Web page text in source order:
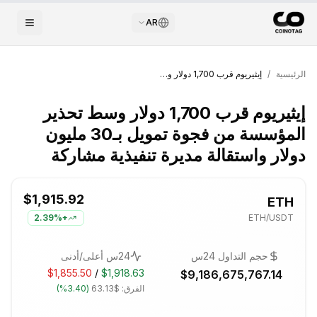
AR
الرئيسية / إيثيريوم قرب 1,700 دولار وسط تحذير المؤسسة من فجوة تمويل بـ30 مليون دولار واستقالة مديرة تنفيذية مشاركة
إيثيريوم قرب 1,700 دولار وسط تحذير
المؤسسة من فجوة تمويل بـ30 مليون
دولار واستقالة مديرة تنفيذية مشاركة
ETH
ETH/USDT
$1,915.92
+
2.39%
حجم التداول 24س
$9,186,675,767.14
24س أعلى/أدنى
$1,918.63
/
$1,855.50
الفرق: $63.13
(
3.40%
)